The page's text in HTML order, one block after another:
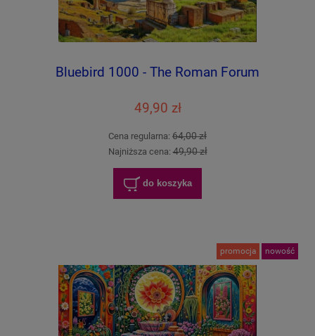
Bluebird 1000 - The Roman Forum
49,90 zł
Cena regularna: 64,00 zł
Najniższa cena:49,90 zł
do koszyka
promocja nowość